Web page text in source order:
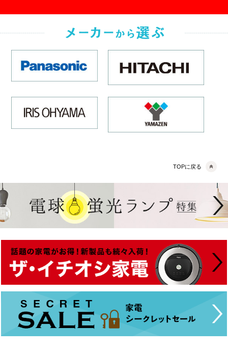
TOPに戻る